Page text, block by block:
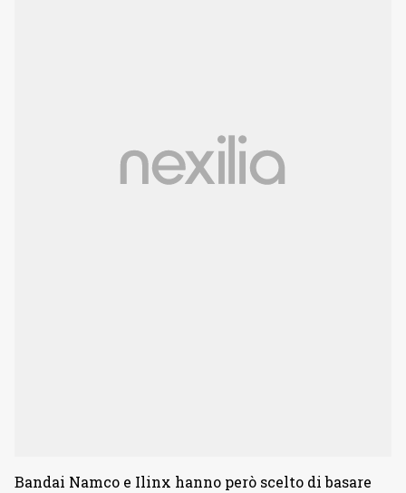
Bandai Namco e Ilinx hanno però scelto di basare